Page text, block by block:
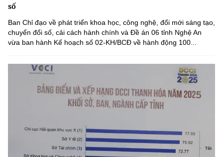
số
Ban Chỉ đạo về phát triển khoa học, công nghệ, đổi mới sáng tạo,
chuyển đổi số, cải cách hành chính và Đề án 06 tỉnh Nghệ An
vừa ban hành Kế hoạch số 02-KH/BCĐ về hành động 100...